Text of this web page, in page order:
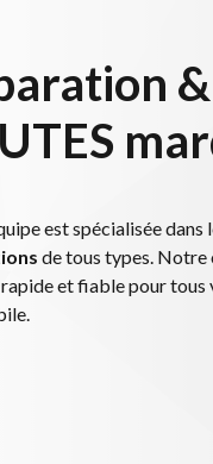
est spécialisée dans
de tous types.
et fiable pour tous